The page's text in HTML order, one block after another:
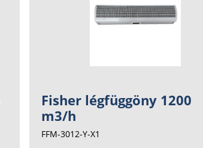
Fisher légfüggöny 1200
m3/h
FFM-3012-Y-X1